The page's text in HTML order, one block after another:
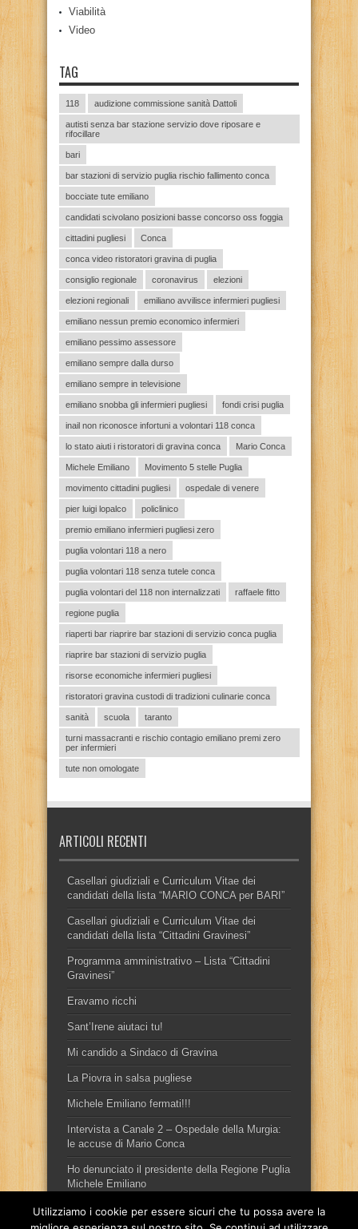
Viabilità
Video
TAG
118 audizione commissione sanità Dattoli
autisti senza bar stazione servizio dove riposare e
rifocillare
bari
bar stazioni di servizio puglia rischio fallimento conca
bocciate tute emiliano
candidati scivolano posizioni basse concorso oss foggia
cittadini pugliesi Conca
conca video ristoratori gravina di puglia
consiglio regionale coronavirus elezioni
elezioni regionali emiliano avvilisce infermieri pugliesi
emiliano nessun premio economico infermieri
emiliano pessimo assessore
emiliano sempre dalla durso
emiliano sempre in televisione
emiliano snobba gli infermieri pugliesi fondi crisi puglia
inail non riconosce infortuni a volontari 118 conca
lo stato aiuti i ristoratori di gravina conca Mario Conca
Michele Emiliano Movimento 5 stelle Puglia
movimento cittadini pugliesi ospedale di venere
pier luigi lopalco policlinico
premio emiliano infermieri pugliesi zero
puglia volontari 118 a nero
puglia volontari 118 senza tutele conca
puglia volontari del 118 non internalizzati raffaele fitto
regione puglia
riaperti bar riaprire bar stazioni di servizio conca puglia
riaprire bar stazioni di servizio puglia
risorse economiche infermieri pugliesi
ristoratori gravina custodi di tradizioni culinarie conca
sanità scuola taranto
turni massacranti e rischio contagio emiliano premi zero
per infermieri
tute non omologate
ARTICOLI RECENTI
Casellari giudiziali e Curriculum Vitae dei
candidati della lista “MARIO CONCA per BARI”
Casellari giudiziali e Curriculum Vitae dei
candidati della lista “Cittadini Gravinesi”
Programma amministrativo – Lista “Cittadini
Gravinesi”
Eravamo ricchi
Sant’Irene aiutaci tu!
Mi candido a Sindaco di Gravina
La Piovra in salsa pugliese
Michele Emiliano fermati!!!
Intervista a Canale 2 – Ospedale della Murgia:
le accuse di Mario Conca
Ho denunciato il presidente della Regione Puglia
Michele Emiliano
Utilizziamo i cookie per essere sicuri che tu possa avere la